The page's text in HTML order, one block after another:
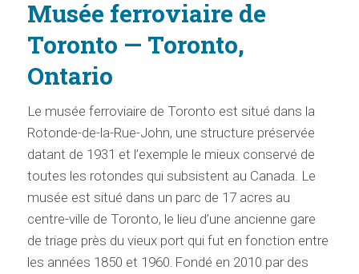
Musée ferroviaire de
Toronto — Toronto,
Ontario
Le musée ferroviaire de Toronto est situé dans la
Rotonde-de-la-Rue-John, une structure préservée
datant de 1931 et l’exemple le mieux conservé de
toutes les rotondes qui subsistent au Canada. Le
musée est situé dans un parc de 17 acres au
centre-ville de Toronto, le lieu d’une ancienne gare
de triage près du vieux port qui fut en fonction entre
les années 1850 et 1960. Fondé en 2010 par des